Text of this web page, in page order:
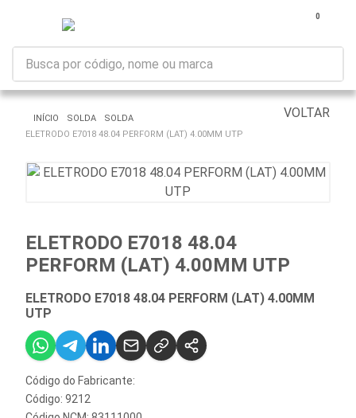
0
VOLTAR
INÍCIO SOLDA
SOLDA
ELETRODO E7018 48.04 PERFORM (LAT) 4.00MM UTP
ELETRODO E7018 48.04
PERFORM (LAT) 4.00MM UTP
ELETRODO E7018 48.04 PERFORM (LAT) 4.00MM
UTP
Código do Fabricante:
Código: 9212